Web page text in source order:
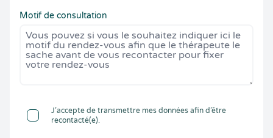
Motif de consultation
J’accepte de transmettre mes données afin d’être
recontacté(e).